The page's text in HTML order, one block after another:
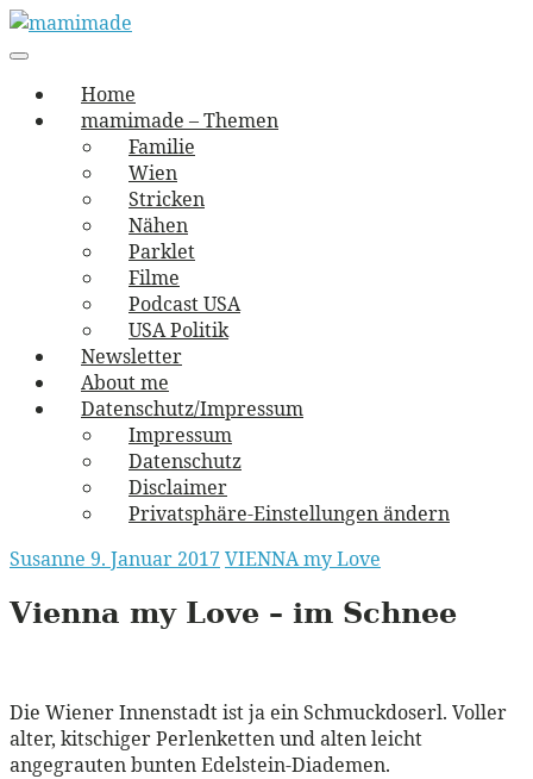
Skip
to
mamimade
vernäht und zugetextet
navigation
Menu
Home
mamimade – Themen
Familie
Wien
Stricken
Nähen
Parklet
Filme
Podcast USA
USA Politik
Newsletter
About me
Datenschutz/Impressum
Impressum
Datenschutz
Disclaimer
Privatsphäre-Einstellungen ändern
Susanne 9. Januar 2017 VIENNA my Love
Vienna my Love – im Schnee
Die Wiener Innenstadt ist ja ein Schmuckdoserl. Voller
alter, kitschiger Perlenketten und alten leicht
angegrauten bunten Edelstein-Diademen.